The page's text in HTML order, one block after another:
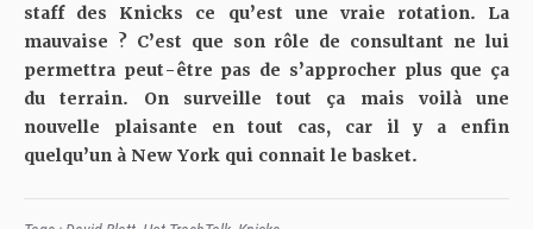
staff des Knicks ce qu’est une vraie rotation. La
mauvaise ? C’est que son rôle de consultant ne lui
permettra peut-être pas de s’approcher plus que ça
du terrain. On surveille tout ça mais voilà une
nouvelle plaisante en tout cas, car il y a enfin
quelqu’un à New York qui connait le basket.